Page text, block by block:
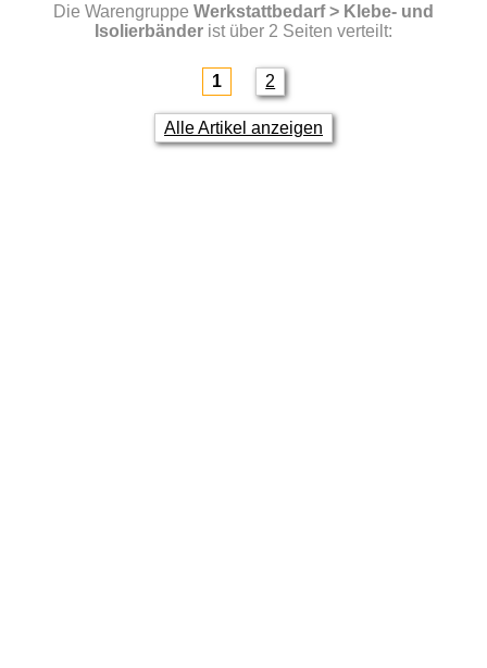
Die Warengruppe Werkstattbedarf > Klebe- und
Isolierbänder ist über 2 Seiten verteilt:
1 2
Alle Artikel anzeigen